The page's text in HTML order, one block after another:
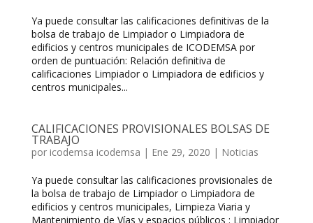
Ya puede consultar las calificaciones definitivas de la
bolsa de trabajo de Limpiador o Limpiadora de
edificios y centros municipales de ICODEMSA por
orden de puntuación: Relación definitiva de
calificaciones Limpiador o Limpiadora de edificios y
centros municipales...
CALIFICACIONES PROVISIONALES BOLSAS DE
TRABAJO
por icodemsa icodemsa | Ene 29, 2020 | Noticias
Ya puede consultar las calificaciones provisionales de
la bolsa de trabajo de Limpiador o Limpiadora de
edificios y centros municipales, Limpieza Viaria y
Mantenimiento de Vías y espacios públicos : Limpiador